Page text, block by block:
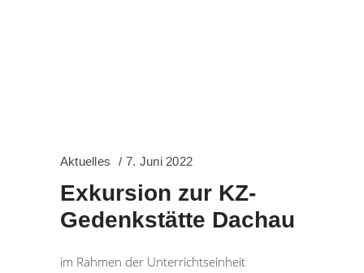
Aktuelles 7. Juni 2022
Exkursion zur KZ-
Gedenkstätte Dachau
im Rahmen der Unterrichtseinheit